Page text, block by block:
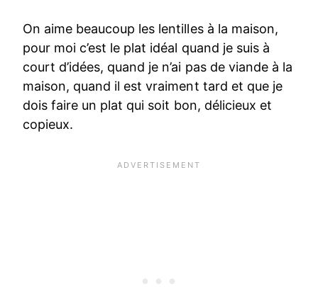
On aime beaucoup les lentilles à la maison,
pour moi c’est le plat idéal quand je suis à
court d’idées, quand je n’ai pas de viande à la
maison, quand il est vraiment tard et que je
dois faire un plat qui soit bon, délicieux et
copieux.